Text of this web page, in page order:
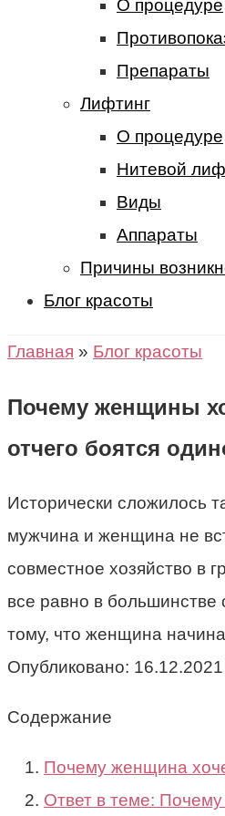
О процедуре
Препараты
Лифтинг
О процедуре
Нитевой
Виды
Аппараты
Причины
Блог красоты
Главная » Блог красоты
Почему женщины
отчего боятся
Исторически сложилось
мужчина и женщина не
совместное хозяйство в
все равно в большинстве
тому, что женщина
Опубликовано: 16.12.2021
Содержание
Почему женщина
Ответ в теме: